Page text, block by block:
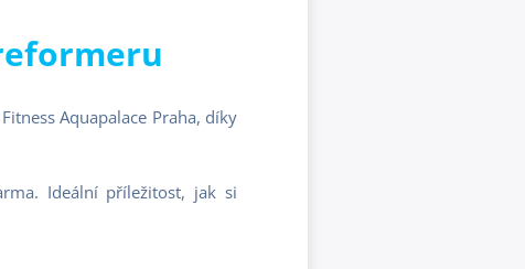
Aquapalace Praha, díky
Ideální příležitost, jak si